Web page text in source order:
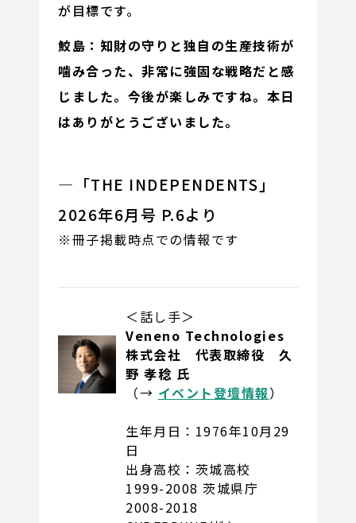
が目標です。
鮫島：知財の守りと独自の生産技術が
噛み合った、非常に強固な戦略だと感
じました。今後が楽しみですね。本日
はありがとうございました。
―「THE INDEPENDENTS」
2026年6月号 P.6より
※冊子掲載時点での情報です
＜話し手＞
Veneno Technologies
株式会社 代表取締役 久
野 孝稔 氏
（→ イベント登壇情報）
生年月日：1976年10月29
日
出身高校：茨城高校
1999-2008 茨城県庁
2008-2018